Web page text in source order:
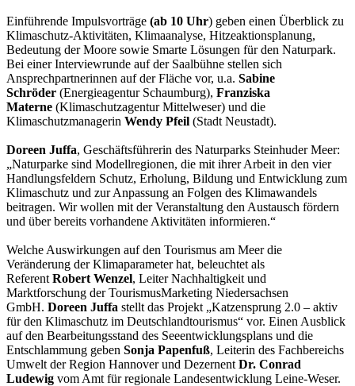
Einführende Impulsvorträge (ab 10 Uhr) geben einen Überblick zu
Klimaschutz-Aktivitäten, Klimaanalyse, Hitzeaktionsplanung,
Bedeutung der Moore sowie Smarte Lösungen für den Naturpark.
Bei einer Interviewrunde auf der Saalbühne stellen sich
Ansprechpartnerinnen auf der Fläche vor, u.a. Sabine
Schröder (Energieagentur Schaumburg), Franziska
Materne (Klimaschutzagentur Mittelweser) und die
Klimaschutzmanagerin Wendy Pfeil (Stadt Neustadt).
Doreen Juffa, Geschäftsführerin des Naturparks Steinhuder Meer:
„Naturparke sind Modellregionen, die mit ihrer Arbeit in den vier
Handlungsfeldern Schutz, Erholung, Bildung und Entwicklung zum
Klimaschutz und zur Anpassung an Folgen des Klimawandels
beitragen. Wir wollen mit der Veranstaltung den Austausch fördern
und über bereits vorhandene Aktivitäten informieren.“
Welche Auswirkungen auf den Tourismus am Meer die
Veränderung der Klimaparameter hat, beleuchtet als
Referent Robert Wenzel, Leiter Nachhaltigkeit und
Marktforschung der TourismusMarketing Niedersachsen
GmbH. Doreen Juffa stellt das Projekt „Katzensprung 2.0 – aktiv
für den Klimaschutz im Deutschlandtourismus“ vor. Einen Ausblick
auf den Bearbeitungsstand des Seeentwicklungsplans und die
Entschlammung geben Sonja Papenfuß, Leiterin des Fachbereichs
Umwelt der Region Hannover und Dezernent Dr. Conrad
Ludewig vom Amt für regionale Landesentwicklung Leine-Weser.